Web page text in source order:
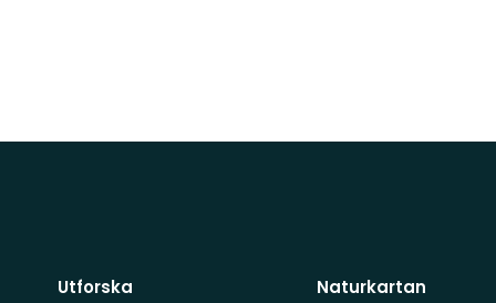
Utforska Naturkartan